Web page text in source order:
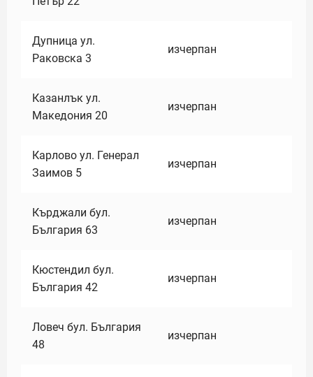
Дупница ул.
Раковска 3
изчерпан
Казанлък ул.
Македония 20
изчерпан
Карлово ул. Генерал
Заимов 5
изчерпан
Кърджали бул.
България 63
изчерпан
Кюстендил бул.
България 42
изчерпан
Ловеч бул. България
48
изчерпан